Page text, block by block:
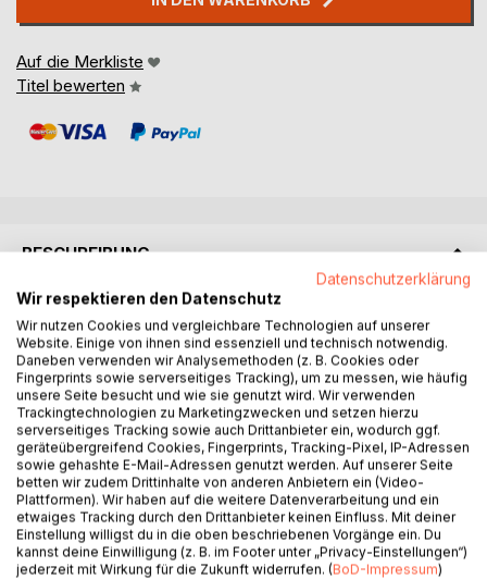
Auf die Merkliste
Titel bewerten
BESCHREIBUNG
Ein Nicole-Friedli-Krimi
Ein Mord in Schwyz, einer in Zürich, ein dritter im Berner
Bremgartenwald. Leutnant Nicole Friedli wird in einen Fall
hineingezogen, der bald nationale Dimensionen annimmt:
Drei Menschen sterben - alle mit Bezug zur
Behindertenarbeit - alle auf qualvolle Weise. Und bei jedem
Tatort bleibt ein rätselhaftes Zahlenmuster zurück. Ein
Code? Eine Botschaft?
Die Polizei arbeitet rund um die Uhr, Ermittler aus Bern,
Zürich und Schwyz bilden eine Sonderkommission. Doch
die Motive des Täters liegen tief verborgen - in einer Welt,
die viele nur vom Hörensagen kennen: Der Welt derer, die
Datenschutzerklärung
Wir respektieren den Datenschutz
Wir nutzen Cookies und vergleichbare Technologien auf unserer
Website. Einige von ihnen sind essenziell und technisch notwendig.
Daneben verwenden wir Analysemethoden (z. B. Cookies oder
Fingerprints sowie serverseitiges Tracking), um zu messen, wie häufig
unsere Seite besucht und wie sie genutzt wird. Wir verwenden
Trackingtechnologien zu Marketingzwecken und setzen hierzu
serverseitiges Tracking sowie auch Drittanbieter ein, wodurch ggf.
geräteübergreifend Cookies, Fingerprints, Tracking-Pixel, IP-Adressen
sowie gehashte E-Mail-Adressen genutzt werden. Auf unserer Seite
betten wir zudem Drittinhalte von anderen Anbietern ein (Video-
Plattformen). Wir haben auf die weitere Datenverarbeitung und ein
etwaiges Tracking durch den Drittanbieter keinen Einfluss. Mit deiner
Einstellung willigst du in die oben beschriebenen Vorgänge ein. Du
kannst deine Einwilligung (z. B. im Footer unter „Privacy-Einstellungen“)
jederzeit mit Wirkung für die Zukunft widerrufen. (BoD-Impressum)